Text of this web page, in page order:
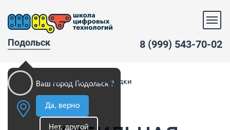
Подольск
Ваш город Подольск ?
Да, верно
Нет, другой
8 (999) 543-70-02
Инженерные площадки